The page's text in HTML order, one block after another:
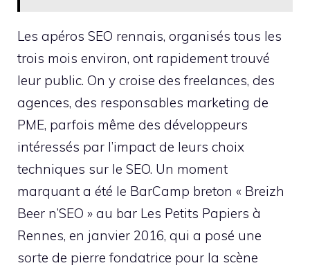
Les apéros SEO rennais, organisés tous les
trois mois environ, ont rapidement trouvé
leur public. On y croise des freelances, des
agences, des responsables marketing de
PME, parfois même des développeurs
intéressés par l’impact de leurs choix
techniques sur le SEO. Un moment
marquant a été le BarCamp breton « Breizh
Beer n’SEO » au bar Les Petits Papiers à
Rennes, en janvier 2016, qui a posé une
sorte de pierre fondatrice pour la scène